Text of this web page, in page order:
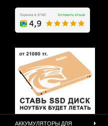
АККУМУЛЯТОРЫ ДЛЯ